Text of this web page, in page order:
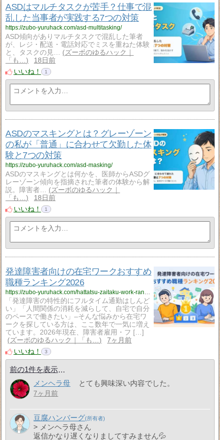
ASDはマルチタスクが苦手？仕事で混
乱した当事者が実践する7つの対策
https://zubo-yuruhack.com/asd-multitasking/
ASD傾向がありマルチタスクで混乱した筆者
が、レジ・配送・電話対応でミスを重ねた体験
と、タスクの見…
ズーボのゆるハック｜
「も…
18日前
いいね！
1
ASDのマスキングとは？グレーゾーン
の私が「普通」に合わせて欠勤した体
験と7つの対策
https://zubo-yuruhack.com/asd-masking/
ASDのマスキングとは何かを、医師からASDグ
レーゾーン傾向を指摘された筆者の体験から解
説。障害者…
ズーボのゆるハック｜
「も…
18日前
いいね！
1
発達障害者向けの在宅ワークおすすめ
職種ランキング2026
「発達障害の特性的にフルタイム通勤はしんど
い」「人間関係の消耗を減らして、自宅で自分
のペースで働きたい」–そんな悩みから在宅ワ
ークを探している方は、ここ数年で一気に増え
ています。2026年現在、障害者雇用・フ […]
ズーボのゆるハック｜「も…
7ヶ月前
いいね！
3
前の1件を表示
メンヘラ母
とても興味深い内容でした。
7ヶ月前
豆腐ハンバーグ
> メンヘラ母さん
返信かなり遅くなりましてすみません💦